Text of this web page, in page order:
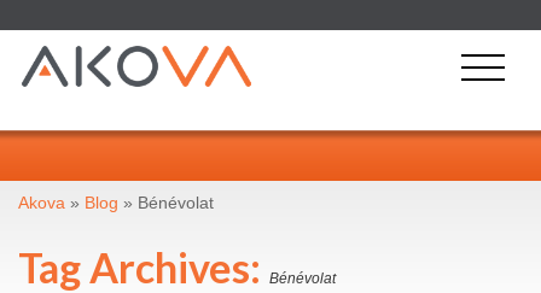
Akova » Blog » Bénévolat
Tag Archives: Bénévolat